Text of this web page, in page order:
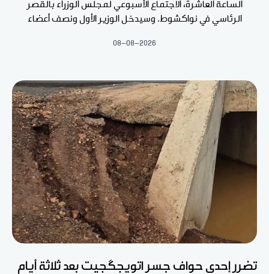
تضرر إحدى حواف جسر اتويجگجيت بعد ثلاثة أيام
الساعة العاشرة، الاجتماع الأسبوعي لمجلس الوزراء بالقصر
الرئاسي في نواكشوط. وسيدخل الوزير الأول ونصف أعضاء
08-08-2026